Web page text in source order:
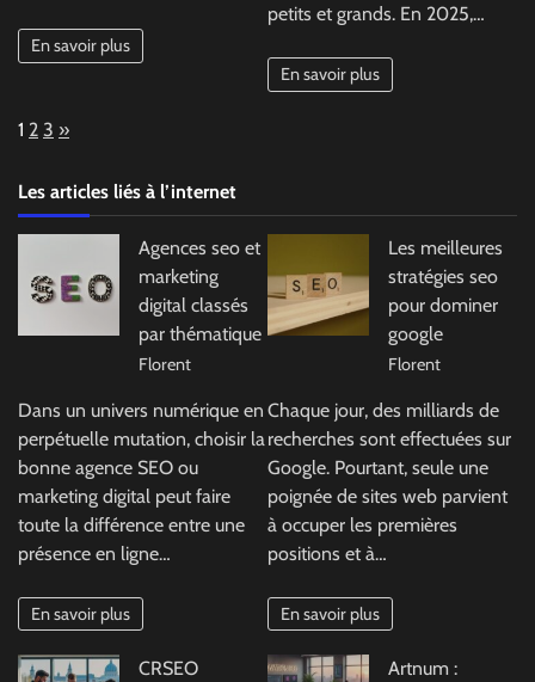
En savoir plus
petits et grands. En 2025,…
En savoir plus
Page:
1 2 3 Next
»
Les articles liés à l’internet
Agences seo et
marketing
digital classés
par thématique
Florent
Dans un univers numérique en
perpétuelle mutation, choisir la
bonne agence SEO ou
marketing digital peut faire
toute la différence entre une
présence en ligne…
En savoir plus
Les meilleures
stratégies seo
pour dominer
google
Florent
Chaque jour, des milliards de
recherches sont effectuées sur
Google. Pourtant, seule une
poignée de sites web parvient
à occuper les premières
positions et à…
En savoir plus
CRSEO
Artnum :